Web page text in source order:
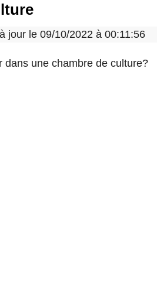
jour le 09/10/2022 à 00:11:56
dans une chambre de culture?